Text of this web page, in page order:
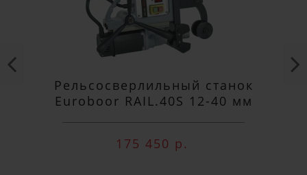
Рельсосверлильный станок
Euroboor RAIL.40S 12-40 мм
175 450 р.